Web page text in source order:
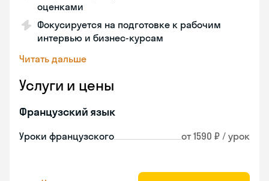
оценками
Фокусируется на подготовке к рабочим
интервью и бизнес-курсам
Читать дальше
Услуги и цены
Французский язык
Уроки французского от 1590 ₽ / урок